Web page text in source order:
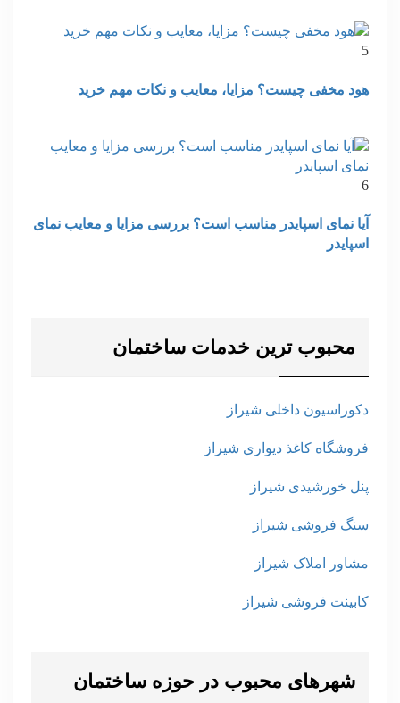
5
هود مخفی چیست؟ مزایا، معایب و نکات مهم خرید
6
آیا نمای اسپایدر مناسب است؟ بررسی مزایا و معایب نمای
اسپایدر
محبوب ترین خدمات ساختمان
دکوراسیون داخلی شیراز
فروشگاه کاغذ دیواری شیراز
پنل خورشیدی شیراز
سنگ فروشی شیراز
مشاور املاک شیراز
کابینت فروشی شیراز
شهرهای محبوب در حوزه ساختمان